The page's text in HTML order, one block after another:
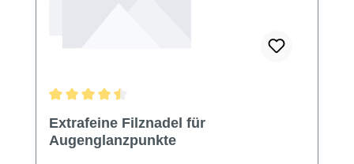
Extrafeine Filznadel für
Augenglanzpunkte